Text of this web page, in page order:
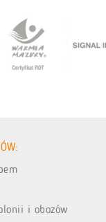
i obozów